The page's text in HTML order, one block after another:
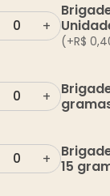
+
(+R$
+
+
15